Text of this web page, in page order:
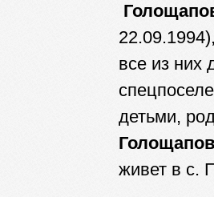
все из них
детьми,
живет в с.